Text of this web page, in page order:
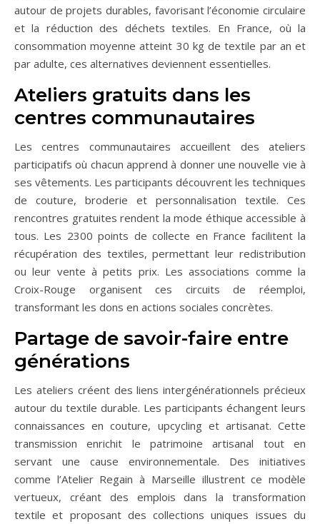
autour de projets durables, favorisant l’économie circulaire
et la réduction des déchets textiles. En France, où la
consommation moyenne atteint 30 kg de textile par an et
par adulte, ces alternatives deviennent essentielles.
Ateliers gratuits dans les
centres communautaires
Les centres communautaires accueillent des ateliers
participatifs où chacun apprend à donner une nouvelle vie à
ses vêtements. Les participants découvrent les techniques
de couture, broderie et personnalisation textile. Ces
rencontres gratuites rendent la mode éthique accessible à
tous. Les 2300 points de collecte en France facilitent la
récupération des textiles, permettant leur redistribution
ou leur vente à petits prix. Les associations comme la
Croix-Rouge organisent ces circuits de réemploi,
transformant les dons en actions sociales concrètes.
Partage de savoir-faire entre
générations
Les ateliers créent des liens intergénérationnels précieux
autour du textile durable. Les participants échangent leurs
connaissances en couture, upcycling et artisanat. Cette
transmission enrichit le patrimoine artisanal tout en
servant une cause environnementale. Des initiatives
comme l’Atelier Regain à Marseille illustrent ce modèle
vertueux, créant des emplois dans la transformation
textile et proposant des collections uniques issues du